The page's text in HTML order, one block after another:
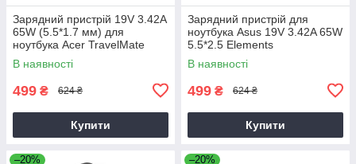
Зарядний пристрій 19V 3.42A
65W (5.5*1.7 мм) для
ноутбука Acer TravelMate
P2510-G2-M
В наявності
499 ₴ 624 ₴
Купити
Зарядний пристрій для
ноутбука Asus 19V 3.42A 65W
5.5*2.5 Elements
В наявності
499 ₴ 624 ₴
Купити
–20% –20%